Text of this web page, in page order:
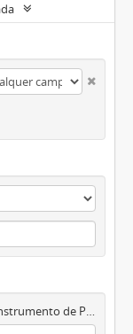
Instrumento de Pesquisa